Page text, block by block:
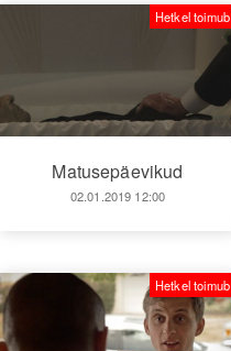
Matusepäevikud
02.01.2019 12:00
Hetkel toimub
Hetkel toimub